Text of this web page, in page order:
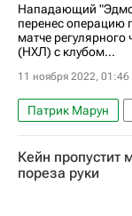
Нападающий
перенес операцию
матче
(НХЛ) с клубом...
11 ноября 2022, 01:46
Патрик Марун
Филипп Майерс
Эдмонтон Ойлерз
Кейн пропустит
пореза руки